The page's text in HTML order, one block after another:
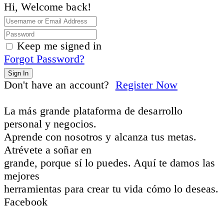
Hi, Welcome back!
Keep me signed in
Forgot Password?
Sign In
Don't have an account? Register Now
La más grande plataforma de desarrollo
personal y negocios.
Aprende con nosotros y alcanza tus metas.
Atrévete a soñar en
grande, porque sí lo puedes. Aquí te damos las
mejores
herramientas para crear tu vida cómo lo deseas.
Facebook